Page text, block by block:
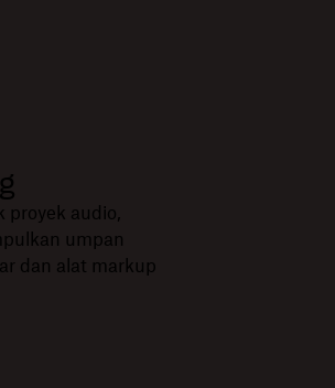
proyek audio,
umpan
dan alat markup